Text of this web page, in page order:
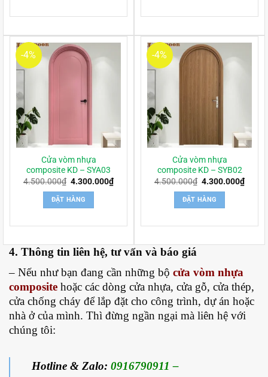
-4%
Cửa vòm nhựa
composite KD – SYA03
4.500.000₫ Giá
là:
4.500.000₫.
4.300.000₫Giá
hiện
ĐẶT HÀNG
-4%
Cửa vòm nhựa
composite KD – SYB02
4.500.000₫ Giá
là:
4.500.000₫.
4.300.000₫Giá
hiện
ĐẶT HÀNG
4. Thông tin liên hệ, tư vấn và báo giá
– Nếu như bạn đang cần những bộ cửa vòm nhựa
composite hoặc các dòng cửa nhựa, cửa gỗ, cửa thép,
cửa chống cháy để lắp đặt cho công trình, dự án hoặc
nhà ở của mình. Thì đừng ngần ngại mà liên hệ với
chúng tôi:
Hotline & Zalo: 0916790911 –